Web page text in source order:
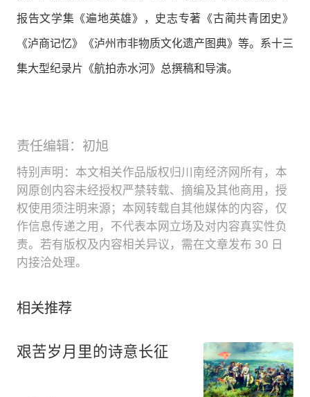
报告文学集《遍地英雄》，史志专著《古蔺共青团史》
《泸商记忆》《泸州市非物质文化遗产图典》等。系十三
集大型纪录片《航拍赤水河》总撰稿和导演。
责任编辑：初旭
特别声明：本文相关作品版权归川南经济网所有，本
网原创内容未经授权严禁转载、摘编及其他商用，授
权使用须注明来源；本网转载自其他媒体的内容，仅
作信息传递之用，不代表本网立场及对内容真实性负
责。若有版权及内容相关异议，需在文章发布 30 日
内接洽处理。
相关推荐
艰苦岁月里的诗意长征